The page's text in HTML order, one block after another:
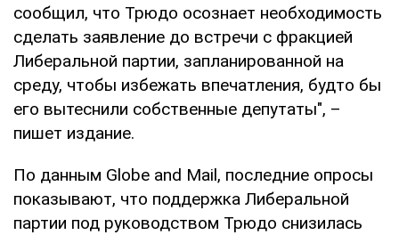
сообщил, что Трюдо осознает необходимость
сделать заявление до встречи с фракцией
Либеральной партии, запланированной на
среду, чтобы избежать впечатления, будто бы
его вытеснили собственные депутаты", –
пишет издание.
По данным Globe and Mail, последние опросы
показывают, что поддержка Либеральной
партии под руководством Трюдо снизилась